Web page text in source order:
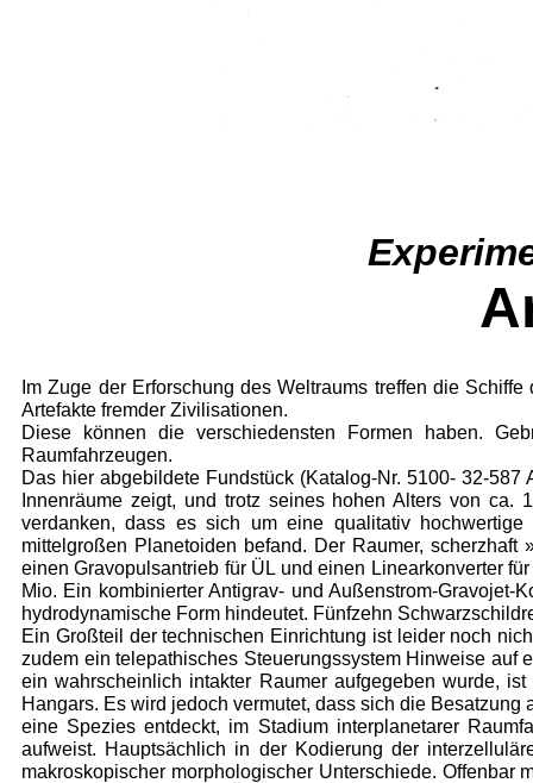
Im Zuge der Erforschung des Weltraums treffen die
Artefakte fremder Zivilisationen.
Diese können die verschiedensten Formen haben.
Raumfahrzeugen.
Das hier abgebildete Fundstück (Katalog-Nr. 5100- 32-
Innenräume zeigt, und trotz seines hohen Alters von
verdanken, dass es sich um eine qualitativ
mittelgroßen Planetoi­den befand. Der Raumer,
einen Gravopulsantrieb für ÜL und einen Linearkonverter
Mio. Ein kombinierter Antigrav- und Außenstrom-
hydrodynamische Form hin­deutet. Fünfzehn
Ein Großteil der technischen Einrichtung ist leider noch
zudem ein telepa­thisches Steuerungssystem Hinweise auf
ein wahrscheinlich intakter Raumer aufgegeben wurde,
Hangars. Es wird jedoch vermutet, dass sich die
eine Spezies entdeckt, im Sta­dium interplanetarer
aufweist. Hauptsächlich in der Kodierung der
makroskopischer morphologischer Unterschiede.